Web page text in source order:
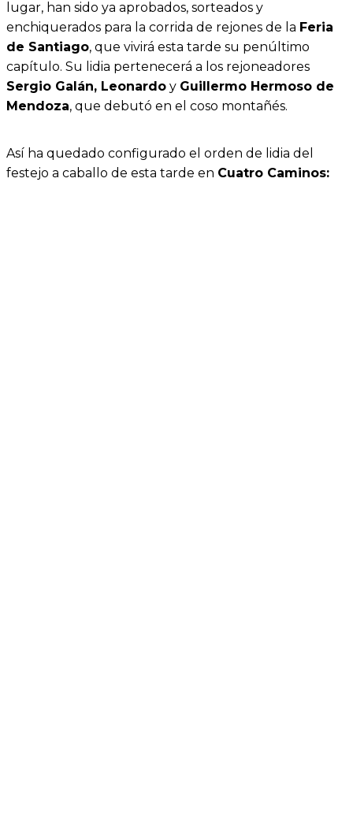
lugar, han sido ya aprobados, sorteados y
enchiquerados para la corrida de rejones de la Feria
de Santiago, que vivirá esta tarde su penúltimo
capítulo. Su lidia pertenecerá a los rejoneadores
Sergio Galán, Leonardo y Guillermo Hermoso de
Mendoza, que debutó en el coso montañés.
Así ha quedado configurado el orden de lidia del
festejo a caballo de esta tarde en Cuatro Caminos: